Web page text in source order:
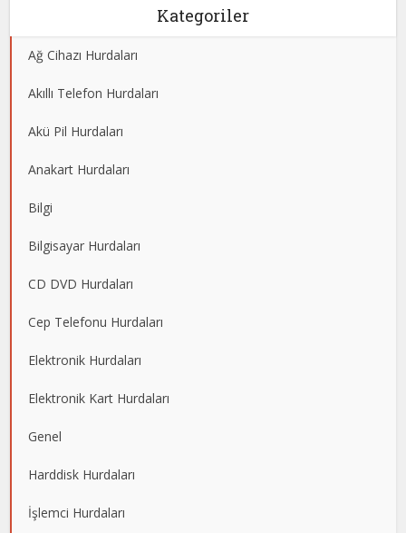
Kategoriler
Ağ Cihazı Hurdaları
Akıllı Telefon Hurdaları
Akü Pil Hurdaları
Anakart Hurdaları
Bilgi
Bilgisayar Hurdaları
CD DVD Hurdaları
Cep Telefonu Hurdaları
Elektronik Hurdaları
Elektronik Kart Hurdaları
Genel
Harddisk Hurdaları
İşlemci Hurdaları